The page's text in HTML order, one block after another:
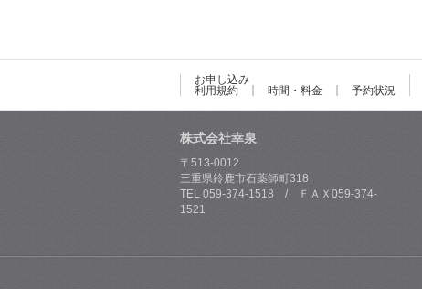
お申し込み
利用規約
時間・料金 予約状況
株式会社幸泉
〒513-0012
三重県鈴鹿市石薬師町318
TEL 059-374-1518 / ＦＡＸ059-374-
1521